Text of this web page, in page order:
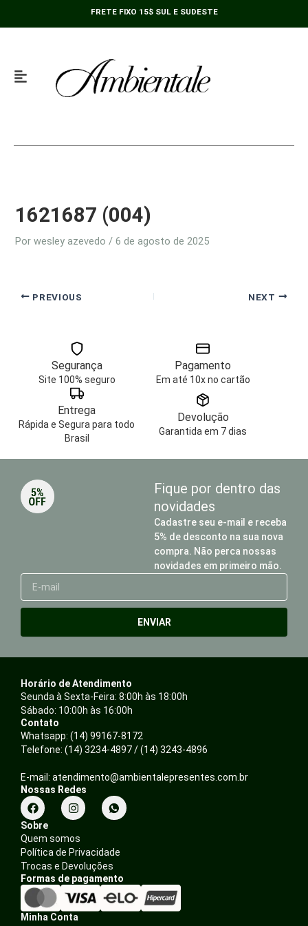
FRETE FIXO 15$ SUL E SUDESTE
1621687 (004)
Porwesley azevedo/6 de agosto de 2025
PREVIOUS NEXT
Segurança
Site 100% seguro
Pagamento
Em até 10x no cartão
Entrega
Rápida e Segura para todo
Brasil
Devolução
Garantida em 7 dias
Fique por dentro das
novidades
Cadastre seu e-mail e receba
5% de desconto na sua nova
compra. Não perca nossas
novidades em primeiro mão.
mail
ENVIAR
Horário de Atendimento
Seunda à Sexta-Feira: 8:00h às 18:00h
Sábado: 10:00h às 16:00h
Contato
Whatsapp: (14) 99167-8172
Telefone: (14) 3234-4897 / (14) 3243-4896
E-mail: atendimento@ambientalepresentes.com.br
Nossas Redes
F
a
c
e
b
o
o
k
I
n
s
t
a
g
r
a
m
Sobre
Quem somos
Política de Privacidade
Trocas e Devoluções
Formas de pagamento
Minha Conta